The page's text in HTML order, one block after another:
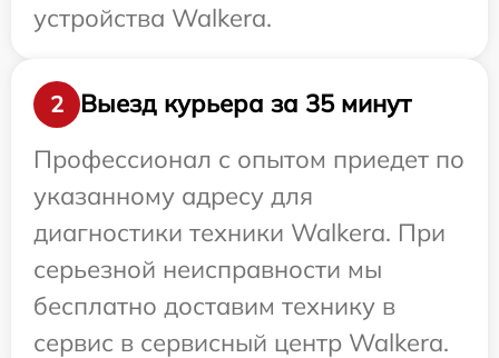
устройства Walkera.
2
Выезд курьера за 35 минут
Профессионал с опытом приедет по
указанному адресу для
диагностики техники Walkera. При
серьезной неисправности мы
бесплатно доставим технику в
сервис в сервисный центр Walkera.